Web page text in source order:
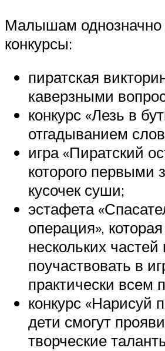
Малышам однозначно
конкурсы:
пиратская
каверзными
конкурс «Лезь в
отгадыванием
игра «Пиратский
которого первыми
кусочек суши;
эстафета
операция»,
нескольких частей
поучаствовать в
практически всем
конкурс «Нарисуй
дети смогут
творческие